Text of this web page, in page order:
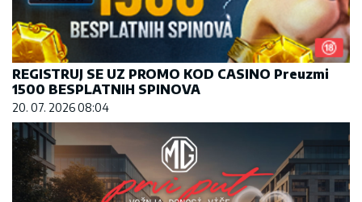
REGISTRUJ SE UZ PROMO KOD CASINO Preuzmi
1500 BESPLATNIH SPINOVA
20. 07. 2026 08:04